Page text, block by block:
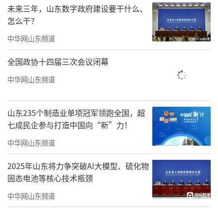
4月2日，以“极致体验智能引领”为主题
的海尔智家第八届全球研发创新大奖颁奖大会
在青岛召开。活动现场，千余海尔研发人获得
了嘉奖，奖项覆盖全产业品类。其实，每一个
未来三年，山东数字政府建设要干什么、
怎么干？
中华网山东频道
全国政协十四届三次会议闭幕
中华网山东频道
山东235个制造业单项冠军领跑全国，超
七成民企参与打造中国向“新”力！
中华网山东频道
2025年山东将力争突破AI大模型、硫化物
固态电池等核心技术瓶颈
中华网山东频道